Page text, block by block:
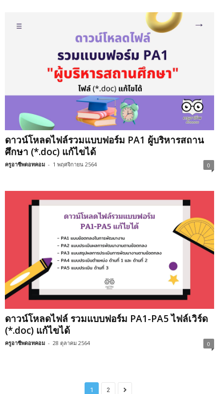
ดาวน์โหลดไฟล์รวมแบบฟอร์ม PA1 ผู้บริหารสถาน
ศึกษา (*.doc) แก้ไขได้
ครูอาชีพดอทคอม - 1 พฤศจิกายน 2564 0
ดาวน์โหลดไฟล์ รวมแบบฟอร์ม PA1-PA5 ไฟล์เวิร์ด
(*.doc) แก้ไขได้
ครูอาชีพดอทคอม - 28 ตุลาคม 2564 0
1 2